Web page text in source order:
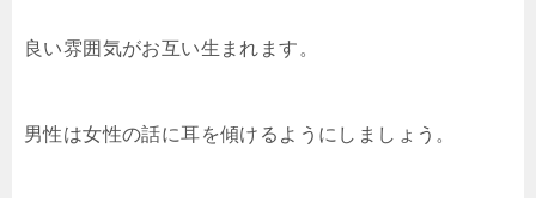
良い雰囲気がお互い生まれます。
男性は女性の話に耳を傾けるようにしましょう。